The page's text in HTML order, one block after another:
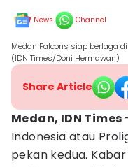
News Channel
Medan Falcons siap berlaga
(IDN Times/Doni Hermawan)
Share Article
Medan, IDN Times
Indonesia atau
pekan kedua.